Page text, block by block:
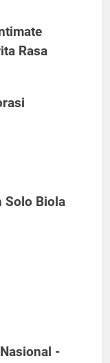
Rasa
Solo Biola
-